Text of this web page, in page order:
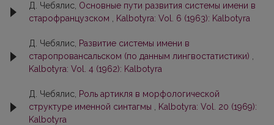
Д. Чебялис, Основные пути развития системы имени в
старофранцузском
Kalbotyra: Vol. 6 (1963): Kalbotyra
Д. Чебялис, Развитие системы имени в
старопровансальском (по данным лингвостатистики)
Kalbotyra: Vol. 4 (1962): Kalbotyra
Д. Чебялис, Роль артикля в морфологической
структуре именной синтагмы
Kalbotyra: Vol. 20 (1969):
Kalbotyra